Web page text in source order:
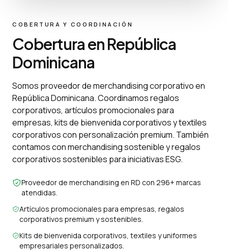
COBERTURA Y COORDINACIÓN
Cobertura en República
Dominicana
Somos proveedor de merchandising corporativo en
República Dominicana. Coordinamos regalos
corporativos, artículos promocionales para
empresas, kits de bienvenida corporativos y textiles
corporativos con personalización premium. También
contamos con merchandising sostenible y regalos
corporativos sostenibles para iniciativas ESG.
Proveedor de merchandising en RD con 296+ marcas
atendidas.
Artículos promocionales para empresas, regalos
corporativos premium y sostenibles.
Kits de bienvenida corporativos, textiles y uniformes
empresariales personalizados.